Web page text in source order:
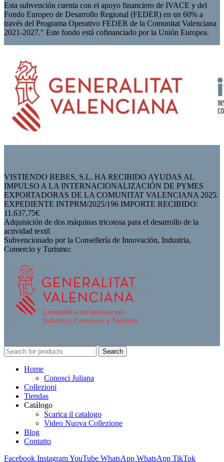
Esta subvención cuenta con el apoyo financiero de IVACE y del
Fondo Europeo de Desarrollo Regional (FEDER) en un 60% a
través del Programa Operativo FEDER de la Comunitat Valenciana
2021-2027." Este fondo está cofinanciado por la Unión Europea.
VISTIENDO BEBES, S.L. HA RECIBIDO AYUDAS AL
IMPULSO A LA INTERNACIONALIZACIÓN DE PYMES
EXPORTADORAS DE LA COMUNITAT VALENCIANA 2025.
EXPEDIENTE INTPRM/2025/196 IMPORTE RECIBIDO:
11.637,75€
Adquisición de dos máquinas tricotosa para el desarrollo de la
actividad textil
Subvencionado por la Consellería de Innovación, Industria,
Comercio y Turismo:
Search
Home
Conosci Juliana
Collezioni
Tiendas
Catálogo
Scarica il catalogo
Video Nuova Collezione
Blog
Contatto
Facebook InstagramYouTube WhatsApp WhatsApp TikTok